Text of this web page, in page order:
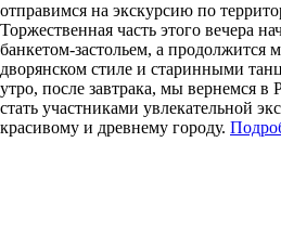
отправимся на экскурсию по
Торжественная часть этого вечера
банкетом-застольем, а продолжится
дворянском стиле и старинными
утро, после завтрака, мы вернемся
стать участниками увлекательной
красивому и древнему городу.